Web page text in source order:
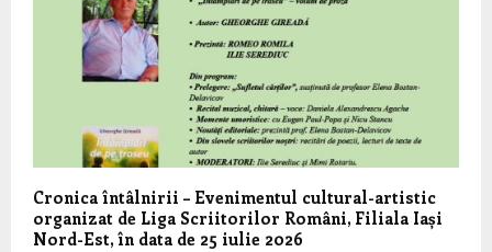
Cronica întâlnirii – Evenimentul cultural-artistic
organizat de Liga Scriitorilor Români, Filiala Iași
Nord-Est, în data de 25 iulie 2026